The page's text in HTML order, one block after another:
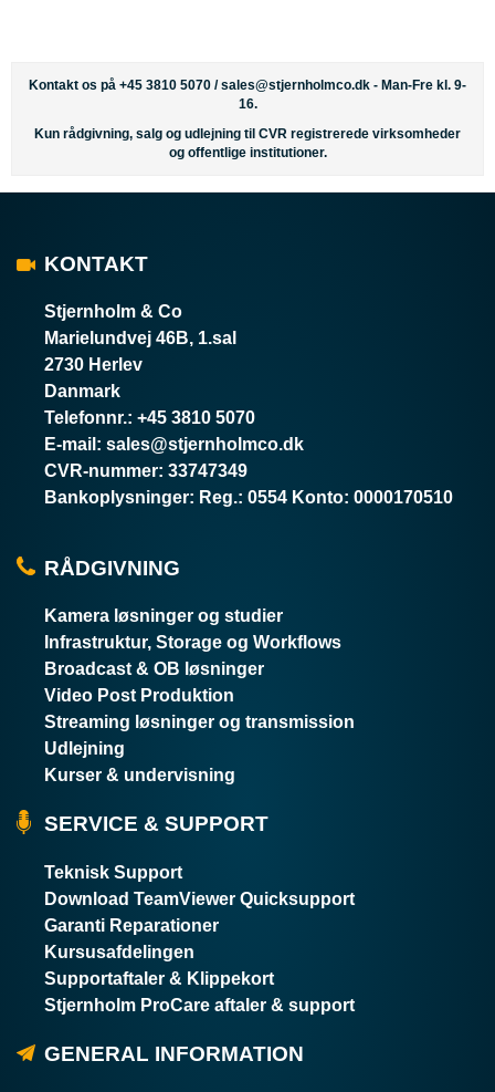
Kontakt os på +45 3810 5070 /sales@stjernholmco.dk - Man-Fre kl. 9-
16.
Kun rådgivning, salg og udlejning til CVR registrerede virksomheder
og offentlige institutioner.
KONTAKT
Stjernholm & Co
Marielundvej 46B, 1.sal
2730 Herlev
Danmark
Telefonnr.: +45 3810 5070
E-mail : sales@stjernholmco.dk
CVR-nummer: 33747349
Bankoplysninger: Reg.: 0554 Konto: 0000170510
RÅDGIVNING
Kamera løsninger og studier
Infrastruktur, Storage og Workflows
Broadcast & OB løsninger
Video Post Produktion
Streaming løsninger og transmission
Udlejning
Kurser & undervisning
SERVICE & SUPPORT
Teknisk Support
Download TeamViewer Quicksupport
Garanti Reparationer
Kursusafdelingen
Supportaftaler & Klippekort
Stjernholm ProCare aftaler & support
GENERAL INFORMATION